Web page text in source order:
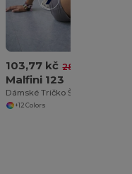
103,77 kč 282,19 kč
Malfini 123
+12 Colors